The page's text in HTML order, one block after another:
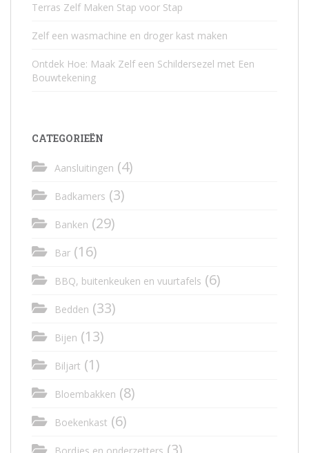
Terras Zelf Maken Stap voor Stap
Zelf een wasmachine en droger kast maken
Ontdek Hoe: Maak Zelf een Schildersezel met Een
Bouwtekening
CATEGORIEËN
Aansluitingen (4)
Badkamers (3)
Banken (29)
Bar (16)
BBQ, buitenkeuken en vuurtafels (6)
Bedden (33)
Bijen (13)
Biljart (1)
Bloembakken (8)
Boekenkast (6)